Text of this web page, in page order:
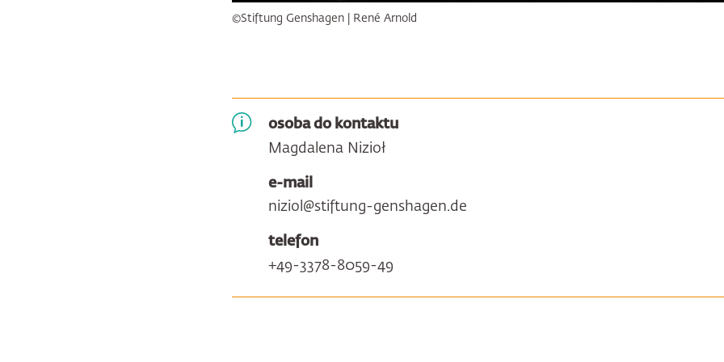
©Stiftung Genshagen | René Arnold
osoba do kontaktu
Magdalena Nizioł
e-mail
niziol@stiftung-genshagen.de
telefon
+49-3378-8059-49